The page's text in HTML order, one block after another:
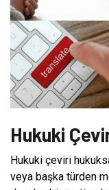
Hukuki
Hukuki çeviri
veya başka türden